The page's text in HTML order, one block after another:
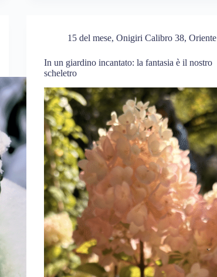
15 del mese,Onigiri Calibro 38,Oriente
In un giardino incantato: la fantasia è il nostro
scheletro